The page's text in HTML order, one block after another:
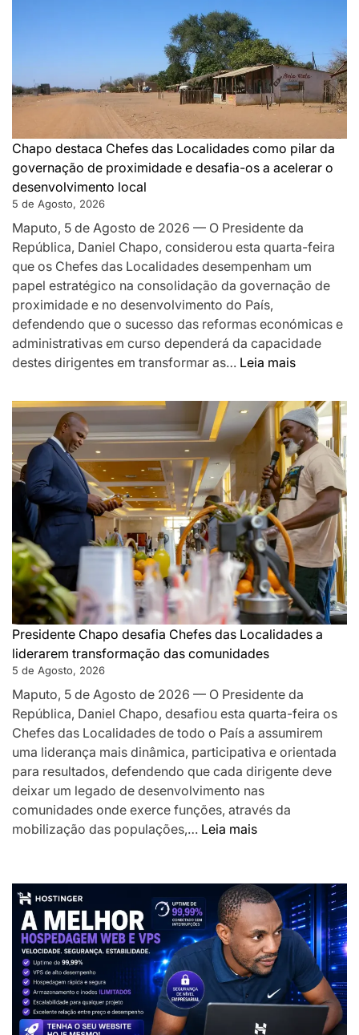
DA
PAZ
SILENCIOU
AS
ARMAS
EM
MOÇAMBIQUE
Chapo destaca Chefes das Localidades como pilar da
governação de proximidade e desafia-os a acelerar o
desenvolvimento local
5 de Agosto, 2026
Maputo, 5 de Agosto de 2026 — O Presidente da
República, Daniel Chapo, considerou esta quarta-feira
que os Chefes das Localidades desempenham um
papel estratégico na consolidação da governação de
proximidade e no desenvolvimento do País,
defendendo que o sucesso das reformas económicas e
administrativas em curso dependerá da capacidade
destes dirigentes em transformar as… Leia mais:
destaca
Chefes
das
como
pilar
da
de
e
desafia-
os
o
local
Presidente Chapo desafia Chefes das Localidades a
liderarem transformação das comunidades
5 de Agosto, 2026
Maputo, 5 de Agosto de 2026 — O Presidente da
República, Daniel Chapo, desafiou esta quarta-feira os
Chefes das Localidades de todo o País a assumirem
uma liderança mais dinâmica, participativa e orientada
para resultados, defendendo que cada dirigente deve
deixar um legado de desenvolvimento nas
comunidades onde exerce funções, através da
mobilização das populações,… Leia mais:
desafia
Chefes
das
Localidades
a
liderarem
transformação
das